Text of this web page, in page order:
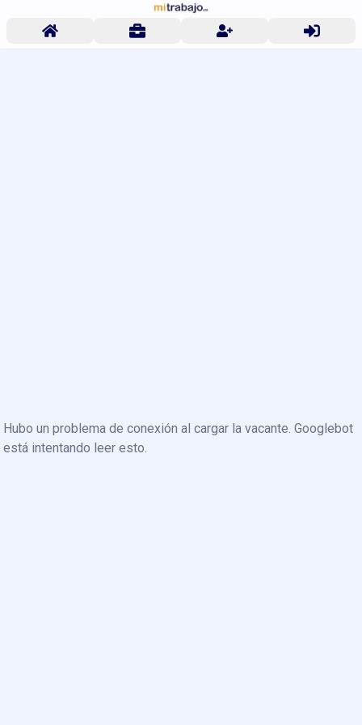
Hubo un problema de conexión al cargar la vacante. Googlebot
está intentando leer esto.